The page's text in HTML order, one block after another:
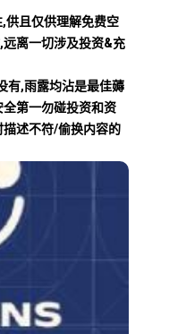
供且仅供理解免费空
离一切涉及投资&充
有,雨露均沾是最佳薅
第一勿碰投资和资
述不符/偷换内容的